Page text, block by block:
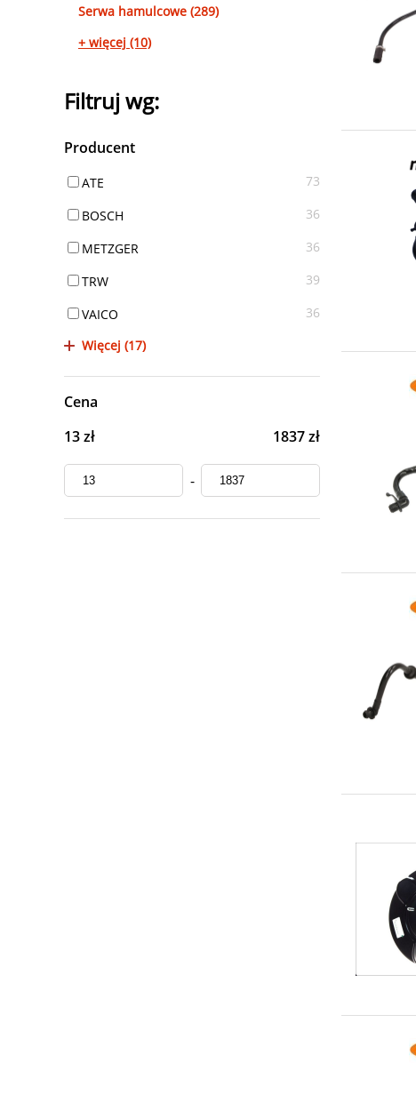
Serwa hamulcowe (289)
+ więcej (10)
Filtruj wg:
Producent
ATE 73
BOSCH 36
METZGER 36
TRW 39
VAICO
36
Więcej (17)
Cena
13 zł
1837 zł
-